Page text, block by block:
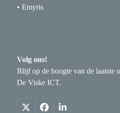
• Emyris
Volg ons!
Blijf op de hoogte van de laatste
De Viske ICT.
X FacebookLinkedIn